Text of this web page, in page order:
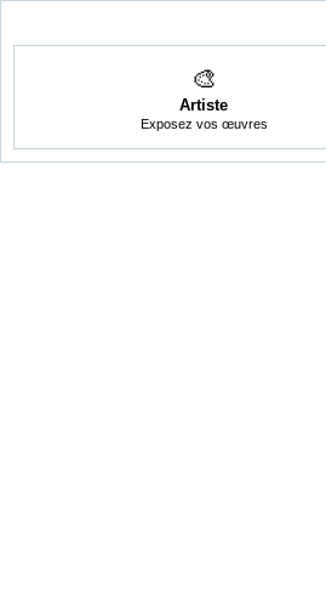
🎨
Artiste
Exposez vos œuvres